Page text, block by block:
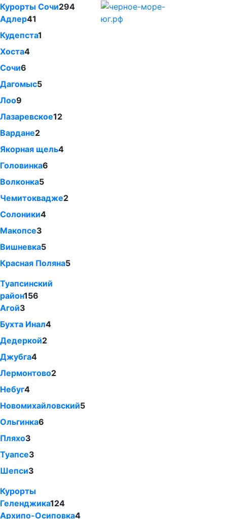
Курорты Сочи294
Адлер41
Кудепста1
Хоста4
Сочи6
Дагомыс5
Лоо9
Лазаревское12
Вардане2
Якорная щель4
Головинка6
Волконка5
Чемитоквадже2
Солоники4
Макопсе3
Вишневка5
Красная Поляна5
Туапсинский
район156
Агой3
Бухта Инал4
Дедеркой2
Джубга4
Лермонтово2
Небуг4
Новомихайловский5
Ольгинка6
Пляхо3
Туапсе3
Шепси3
Курорты
Геленджика124
Архипо-Осиповка4